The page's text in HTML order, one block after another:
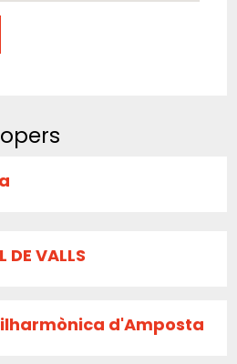
DE VALLS
d'Amposta